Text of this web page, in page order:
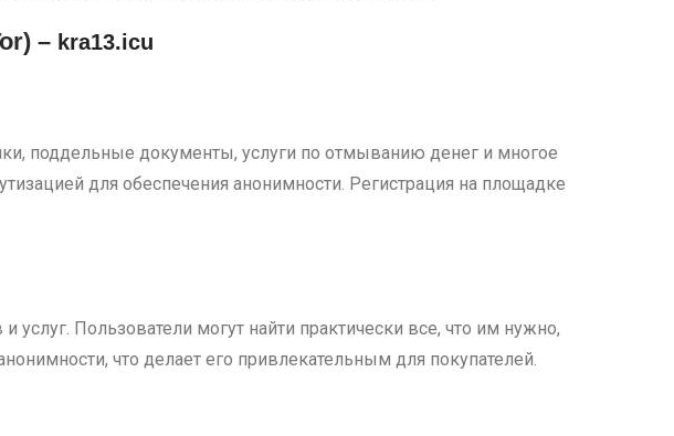
– kra13.icu
поддельные документы, услуги по отмыванию денег и многое
для обеспечения анонимности. Регистрация на площадке
Пользователи могут найти практически все, что им нужно,
что делает его привлекательным для покупателей.